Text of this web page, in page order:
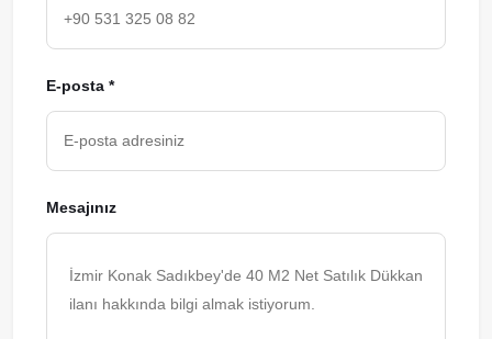
E-posta *
Mesajınız